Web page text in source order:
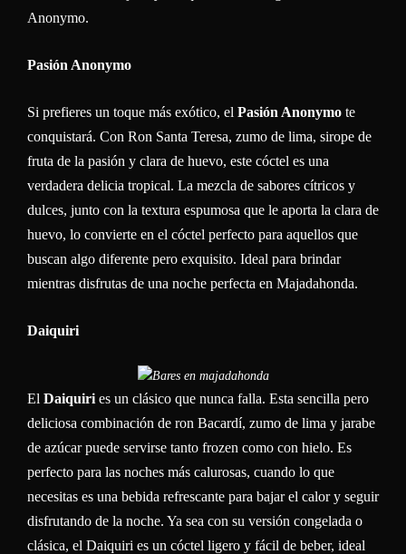
Anonymo.
Pasión Anonymo
Si prefieres un toque más exótico, el Pasión Anonymo te
conquistará. Con Ron Santa Teresa, zumo de lima, sirope de
fruta de la pasión y clara de huevo, este cóctel es una
verdadera delicia tropical. La mezcla de sabores cítricos y
dulces, junto con la textura espumosa que le aporta la clara de
huevo, lo convierte en el cóctel perfecto para aquellos que
buscan algo diferente pero exquisito. Ideal para brindar
mientras disfrutas de una noche perfecta en Majadahonda.
Daiquiri
El Daiquiri es un clásico que nunca falla. Esta sencilla pero
deliciosa combinación de ron Bacardí, zumo de lima y jarabe
de azúcar puede servirse tanto frozen como con hielo. Es
perfecto para las noches más calurosas, cuando lo que
necesitas es una bebida refrescante para bajar el calor y seguir
disfrutando de la noche. Ya sea con su versión congelada o
clásica, el Daiquiri es un cóctel ligero y fácil de beber, ideal